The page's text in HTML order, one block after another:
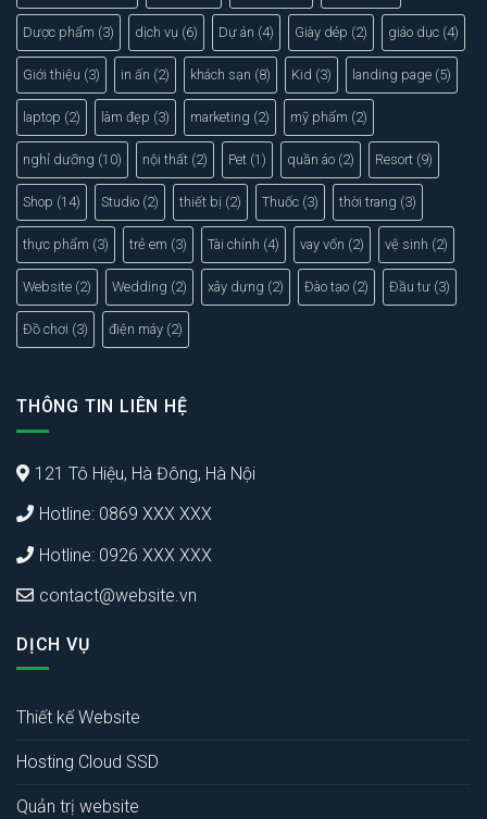
Dược phẩm (3) dịch vụ (6) Dự án (4) Giày dép (2) giáo dục (4)
Giới thiệu (3) in ấn (2) khách sạn (8) Kid (3) landing page (5)
laptop (2) làm đẹp (3) marketing (2) mỹ phẩm (2)
nghỉ dưỡng (10) nội thất (2) Pet (1) quần áo (2) Resort (9)
Shop (14) Studio (2) thiết bị (2) Thuốc (3) thời trang (3)
thực phẩm (3) trẻ em (3) Tài chính (4) vay vốn (2) vệ sinh (2)
Website (2) Wedding (2) xây dựng (2) Đào tạo (2) Đầu tư (3)
Đồ chơi (3) điện máy (2)
THÔNG TIN LIÊN HỆ
121 Tô Hiệu, Hà Đông, Hà Nội
Hotline: 0869 XXX XXX
Hotline: 0926 XXX XXX
contact@website.vn
DỊCH VỤ
Thiết kế Website
Hosting Cloud SSD
Quản trị website